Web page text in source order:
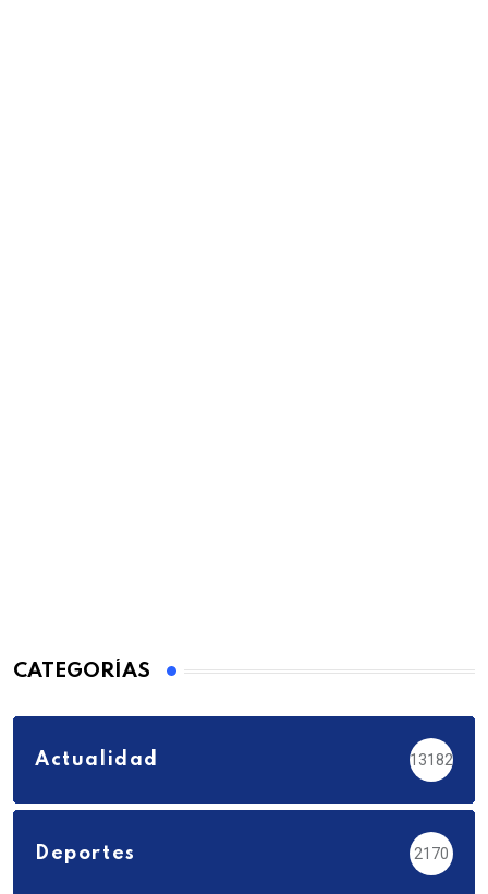
CATEGORÍAS
Actualidad 13182
Deportes 2170